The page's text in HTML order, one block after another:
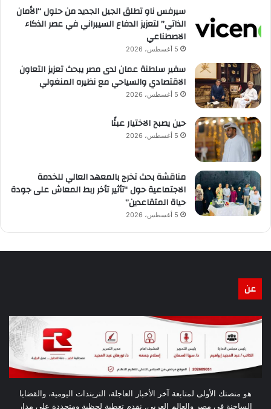
سيرفس ناو تطلق الجيل الجديد من حلول “الأمان
الذاتي” لتعزيز الدفاع السيبراني في عصر الذكاء
الاصطناعي
5 أغسطس، 2026
سفير سلطنة عمان لدى مصر يبحث تعزيز التعاون
الاقتصادي والسياحي مع نظيره المنغولي
5 أغسطس، 2026
حين يصبح الاختيار عبئًا
5 أغسطس، 2026
مناقشة بحث تخرج بالمعهد العالي للخدمة
الاجتماعية حول “تأثير تأخر ربط المعاش على جودة
حياة المتقاعدين”
5 أغسطس، 2026
عن
هو منصتك الأولى لمتابعة آخر الأخبار العاجلة، التريندات اليومية، والقضايا
الساخنة في مصر والعالم العربي. نقدم تغطية لحظية ومتجددة على مدار